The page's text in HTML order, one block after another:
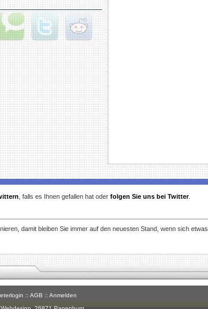
Twitter Reddit
, falls es Ihnen gefallen hat oder folgen Sie uns bei Twitter.
damit bleiben Sie immer auf den neuesten Stand, wenn sich etwas
:: AGB :: Anmelden